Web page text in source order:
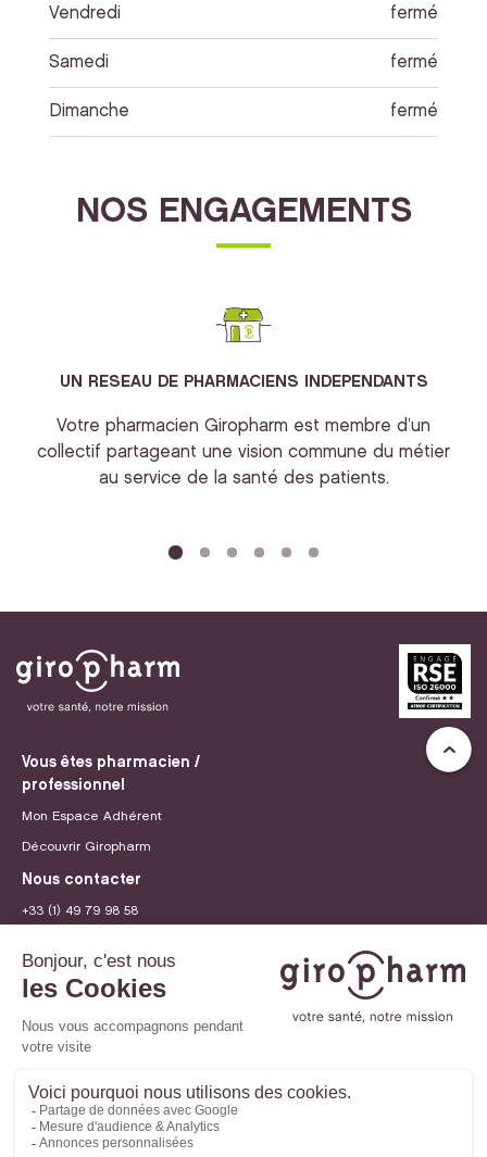
Vendredi fermé
Samedi fermé
Dimanche fermé
NOS ENGAGEMENTS
UN RESEAU DE PHARMACIENS INDEPENDANTS
Votre pharmacien Giropharm est membre d’un
collectif partageant une vision commune du métier
au service de la santé des patients.
Vous êtes pharmacien /
professionnel
Mon Espace Adhérent
Découvrir Giropharm
Nous contacter
+33 (1) 49 79 98 58
Recrutement